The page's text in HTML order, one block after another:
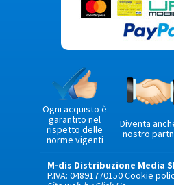
Ogni acquisto è
garantito nel
rispetto delle
norme vigenti
Diventa
nostro
M-dis Distribuzione Media
P.IVA: 04891770150Cookie